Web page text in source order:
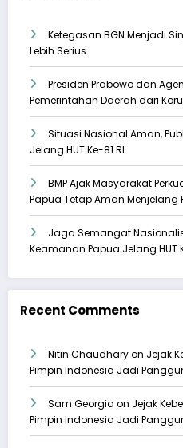
Ketegasan BGN Menjadi
Lebih Serius
Presiden Prabowo dan
Pemerintahan Daerah dari
Situasi Nasional Aman,
Jelang HUT Ke-81 RI
BMP Ajak Masyarakat
Papua Tetap Aman Menjelang
Jaga Semangat
Keamanan Papua Jelang HUT
Recent Comments
Nitin Chaudharyon Jejak
Pimpin Indonesia Jadi
Sam Georgia on Jejak
Pimpin Indonesia Jadi